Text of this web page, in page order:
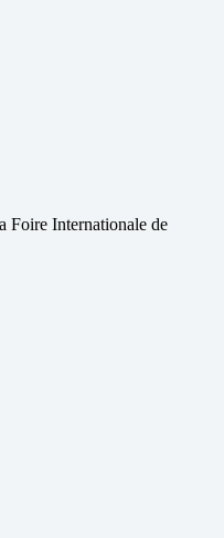
Foire Internationale de